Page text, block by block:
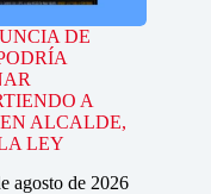
DE
A
ALCALDE,
LEY
agosto de 2026